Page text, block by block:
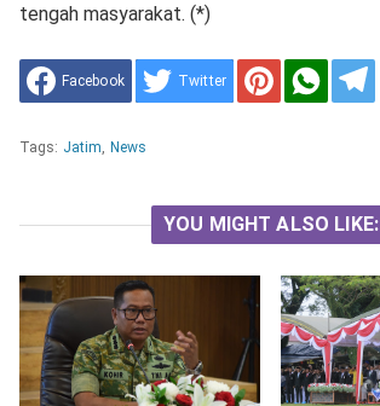
tengah masyarakat. (*)
Facebook Twitter
Tags: Jatim News
YOU MIGHT ALSO LIKE: